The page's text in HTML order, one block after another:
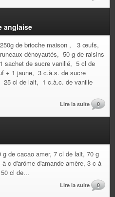
anglaise
de brioche maison , 3 œufs,
dénoyautés, 50 g de raisins
sachet de sucre vanillé, 5 cl de
+ 1 jaune, 3 c.à.s. de sucre
25 cl de lait, 1 c.à.c. de vanille
Lire la suite 0
de cacao amer, 7 cl de lait, 70 g
c d'arôme d'amande amère, 3 c à
cl de...
Lire la suite 0